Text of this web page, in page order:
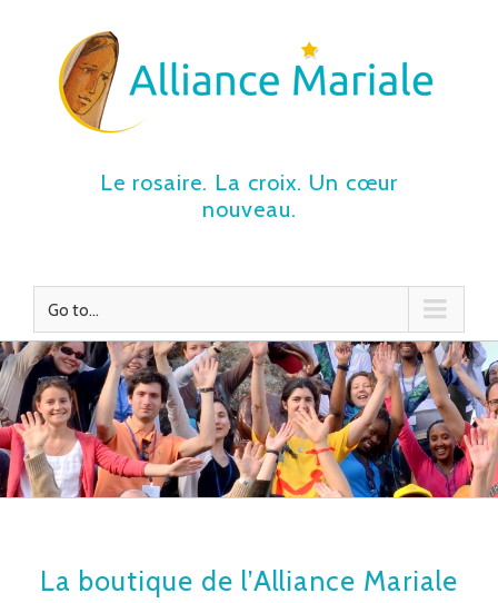
Le rosaire. La croix. Un cœur
nouveau.
Go to...
La boutique de l’Alliance Mariale